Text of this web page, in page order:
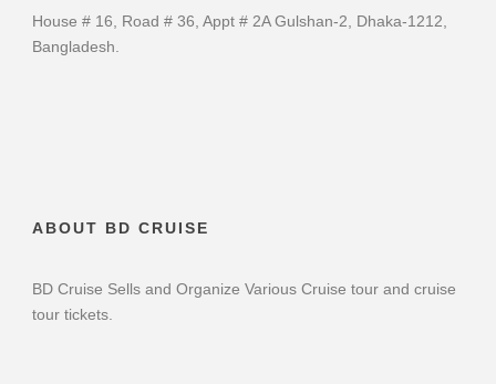
House # 16, Road # 36, Appt # 2A Gulshan-2, Dhaka-1212,
Bangladesh.
ABOUT BD CRUISE
BD Cruise Sells and Organize Various Cruise tour and cruise
tour tickets.